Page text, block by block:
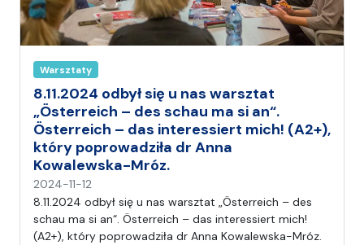
Warsztaty
8.11.2024 odbył się u nas warsztat
„Österreich – des schau ma si an“.
Österreich – das interessiert mich! (A2+),
który poprowadziła dr Anna
Kowalewska-Mróz.
2024-11-12
a
p
i
8.11.2024 odbył się u nas warsztat „Österreich – des
schau ma si an“. Österreich – das interessiert mich!
(A2+), który poprowadziła dr Anna Kowalewska-Mróz.